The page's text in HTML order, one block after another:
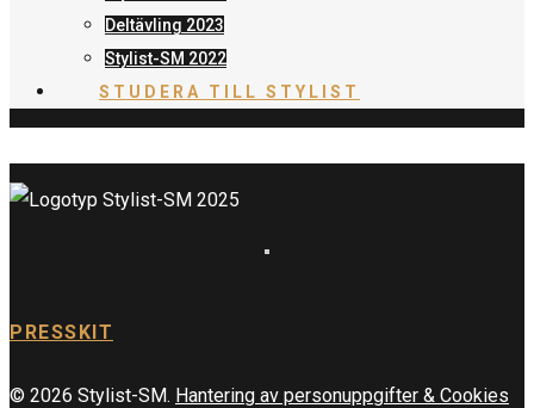
Deltävling 2023
Stylist-SM 2022
STUDERA TILL STYLIST
PRESSKIT
© 2026 Stylist-SM. Hantering av personuppgifter & Cookies